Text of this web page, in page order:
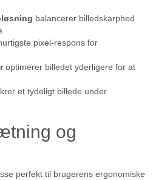
balancerer billedskarphed
pixel-respons for
optimerer billedet yderligere for at
et tydeligt billede under
og
perfekt til brugerens ergonomiske